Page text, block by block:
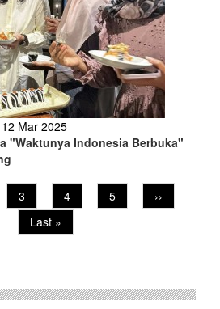
Mar 2025
"Waktunya Indonesia Berbuka"
Page
3 Page
4 Page
5
Next
page
››
Last
page
Last »